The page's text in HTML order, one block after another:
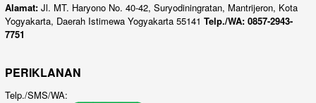
Alamat: Jl. MT. Haryono No. 40-42, Suryodiningratan, Mantrijeron, Kota
Yogyakarta, Daerah Istimewa Yogyakarta 55141 Telp./WA: 0857-2943-
7751
PERIKLANAN
Telp./SMS/WA: